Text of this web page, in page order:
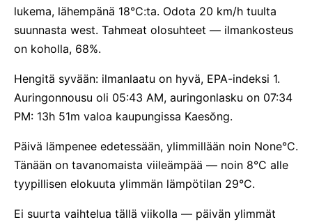
lukema, lähempänä 18°C:ta. Odota 20 km/h tuulta
suunnasta west. Tahmeat olosuhteet — ilmankosteus
on koholla, 68%.
Hengitä syvään: ilmanlaatu on hyvä, EPA-indeksi 1.
Auringonnousu oli 05:43 AM, auringonlasku on 07:34
PM: 13h 51m valoa kaupungissa Kaesŏng.
Päivä lämpenee edetessään, ylimmillään noin None°C.
Tänään on tavanomaista viileämpää — noin 8°C alle
tyypillisen elokuuta ylimmän lämpötilan 29°C.
Ei suurta vaihtelua tällä viikolla — päivän ylimmät